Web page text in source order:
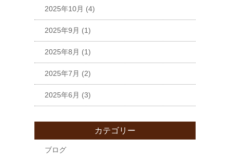
2025年10月 (4)
2025年9月 (1)
2025年8月 (1)
2025年7月 (2)
2025年6月 (3)
カテゴリー
ブログ